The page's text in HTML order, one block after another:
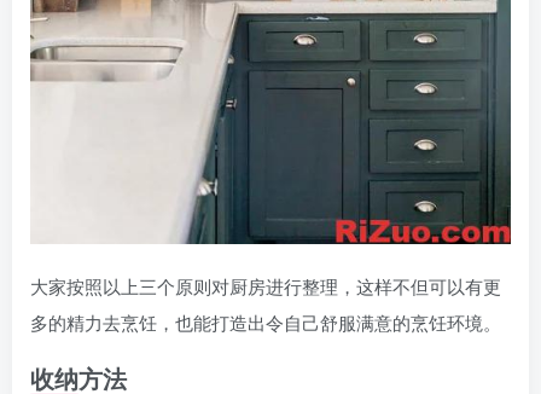
大家按照以上三个原则对厨房进行整理，这样不但可以有更
多的精力去烹饪，也能打造出令自己舒服满意的烹饪环境。
收纳方法